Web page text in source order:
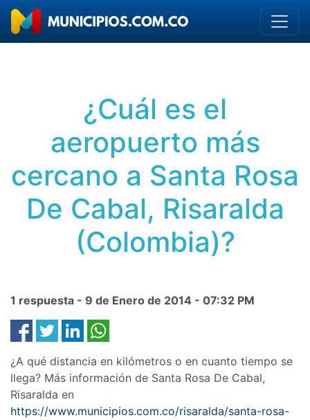
¿Cuál es el
aeropuerto más
cercano a Santa Rosa
De Cabal, Risaralda
(Colombia)?
1 respuesta - 9 de Enero de 2014 - 07:32 PM
¿A qué distancia en kilómetros o en cuanto tiempo se
llega? Más información de Santa Rosa De Cabal,
Risaralda en
https://www.municipios.com.co/risaralda/santa-rosa-